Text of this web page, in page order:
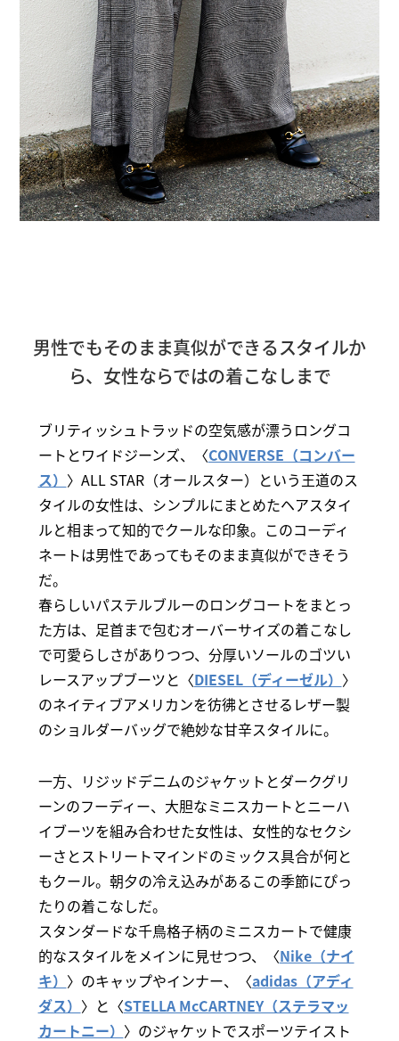
男性でもそのまま真似ができるスタイルか
ら、女性ならではの着こなしまで
ブリティッシュトラッドの空気感が漂うロングコ
ートとワイドジーンズ、〈CONVERSE（コンバー
ス） 〉ALL STAR（オールスター）という王道のス
タイルの女性は、シンプルにまとめたヘアスタイ
ルと相まって知的でクールな印象。このコーディ
ネートは男性であってもそのまま真似ができそう
だ。
春らしいパステルブルーのロングコートをまとっ
た方は、足首まで包むオーバーサイズの着こなし
で可愛らしさがありつつ、分厚いソールのゴツい
レースアップブーツと〈DIESEL（ディーゼル） 〉
のネイティブアメリカンを彷彿とさせるレザー製
のショルダーバッグで絶妙な甘辛スタイルに。
一方、リジッドデニムのジャケットとダークグリ
ーンのフーディー、大胆なミニスカートとニーハ
イブーツを組み合わせた女性は、女性的なセクシ
ーさとストリートマインドのミックス具合が何と
もクール。朝夕の冷え込みがあるこの季節にぴっ
たりの着こなしだ。
スタンダードな千鳥格子柄のミニスカートで健康
的なスタイルをメインに見せつつ、〈Nike（ナイ
キ） 〉のキャップやインナー、〈adidas（アディ
ダス） 〉と〈STELLA McCARTNEY（ステラマッ
カートニー） 〉のジャケットでスポーツテイスト